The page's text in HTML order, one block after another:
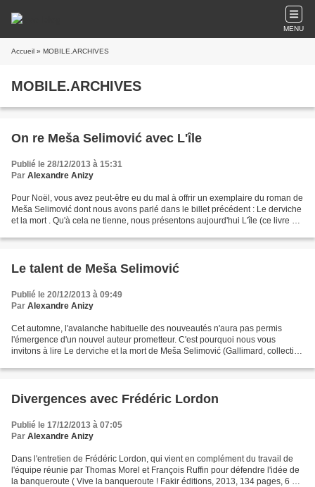
MENU
Accueil » MOBILE.ARCHIVES
MOBILE.ARCHIVES
On re Meša Selimović avec L'île
Publié le 28/12/2013 à 15:31
Par Alexandre Anizy
Pour Noël, vous avez peut-être eu du mal à offrir un exemplaire du roman de
Meša Selimović dont nous avons parlé dans le billet précédent : Le derviche
et la mort . Qu'à cela ne tienne, nous présentons aujourd'hui L'île (ce livre a
Le talent de Meša Selimović
Publié le 20/12/2013 à 09:49
Par Alexandre Anizy
Cet automne, l'avalanche habituelle des nouveautés n'aura pas permis
l'émergence d'un nouvel auteur prometteur. C'est pourquoi nous vous
invitons à lire Le derviche et la mort de Meša Selimović (Gallimard, collection
Divergences avec Frédéric Lordon
Publié le 17/12/2013 à 07:05
Par Alexandre Anizy
Dans l'entretien de Frédéric Lordon, qui vient en complément du travail de
l'équipe réunie par Thomas Morel et François Ruffin pour défendre l'idée de
la banqueroute ( Vive la banqueroute ! Fakir éditions, 2013, 134 pages, 6 €),